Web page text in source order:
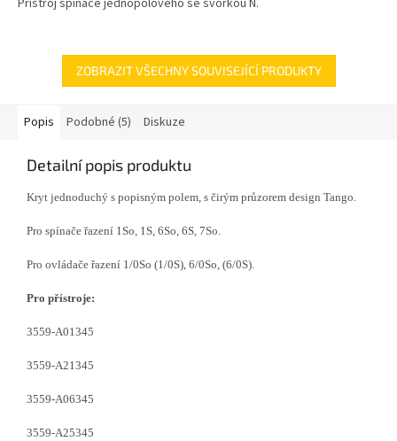
Přístroj spínače jednopólového se svorkou N.
ZOBRAZIT VŠECHNY SOUVISEJÍCÍ PRODUKTY
Popis Podobné (5) Diskuze
Detailní popis produktu
Kryt jednoduchý s popisným polem, s čirým průzorem design Tango.
Pro spínače řazení 1So, 1S, 6So, 6S, 7So.
Pro ovládače řazení 1/0So (1/0S), 6/0So, (6/0S).
Pro přístroje:
3559-A01345
3559-A21345
3559-A06345
3559-A25345